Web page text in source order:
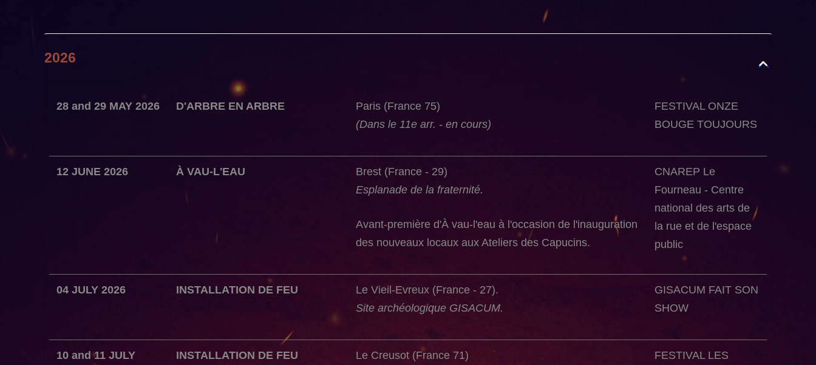
2026
28 and 29 MAY 2026 D'ARBRE EN ARBRE
Paris (France 75)
(Dans le 11e arr. - en cours)
FESTIVAL ONZE
BOUGE TOUJOURS
12 JUNE 2026 À VAU-L'EAU
Brest (France - 29)
Esplanade de la fraternité.
Avant-première d'À vau-l'eau à l'occasion de l'inauguration
des nouveaux locaux aux Ateliers des Capucins.
CNAREP Le
Fourneau - Centre
national des arts de
la rue et de l'espace
public
04 JULY 2026 INSTALLATION DE FEU
Le Vieil-Evreux (France - 27).
Site archéologique GISACUM.
GISACUM FAIT SON
SHOW
10 and 11 JULY
INSTALLATION DE FEU
Le Creusot (France 71)
FESTIVAL LES